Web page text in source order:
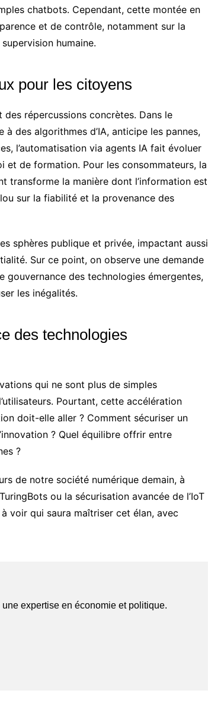
chatbots. Cependant, cette montée en
et de contrôle, notamment sur la
humaine.
pour les citoyens
répercussions concrètes. Dans le
des algorithmes d’IA, anticipe les pannes,
l’automatisation via agents IA fait évoluer
et de formation. Pour les consommateurs, la
transforme la manière dont l’information est
sur la fiabilité et la provenance des
sphères publique et privée, impactant aussi
Sur ce point, on observe une demande
gouvernance des technologies émergentes,
les inégalités.
des technologies
qui ne sont plus de simples
Pourtant, cette accélération
doit-elle aller ? Comment sécuriser un
? Quel équilibre offrir entre
?
de notre société numérique demain, à
ou la sécurisation avancée de l’IoT
voir qui saura maîtriser cet élan, avec
expertise en économie et politique.